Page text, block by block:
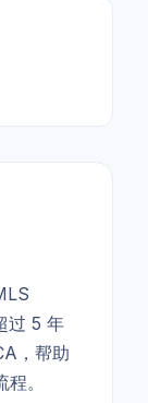
过 5 年
，帮助
。